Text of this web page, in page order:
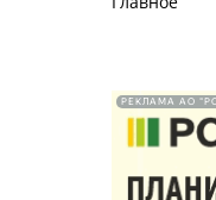
РЕКЛАМА АО